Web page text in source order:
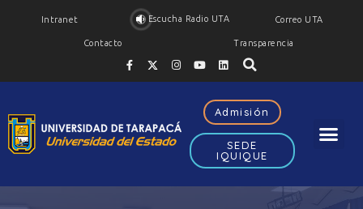
Intranet Escucha Radio UTA Correo UTA
Contacto Transparencia
Admisión
SEDE
IQUIQUE